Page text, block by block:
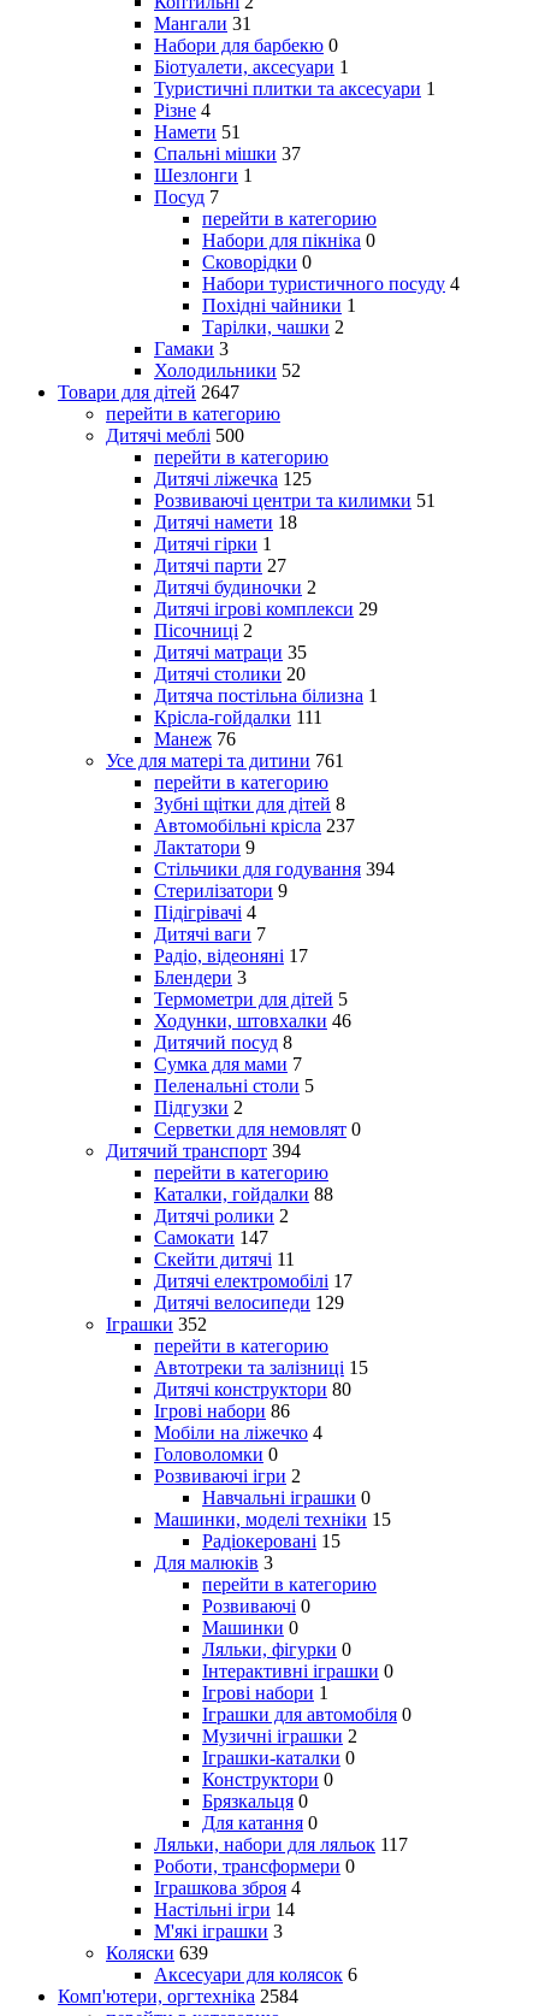
Мангали 31
Набори для барбекю 0
Біотуалети, аксесуари 1
Туристичні плитки та аксесуари 1
Різне 4
Намети 51
Спальні мішки 37
Шезлонги 1
Посуд 7
перейти в категорию
Набори для пікніка 0
Сковорідки 0
Набори туристичного посуду 4
Похідні чайники 1
Тарілки, чашки 2
Гамаки 3
Холодильники 52
Товари для дітей 2647
перейти в категорию
Дитячі меблі 500
перейти в категорию
Дитячі ліжечка 125
Розвиваючі центри та килимки 51
Дитячі намети 18
Дитячі гірки 1
Дитячі парти 27
Дитячі будиночки 2
Дитячі ігрові комплекси 29
Пісочниці 2
Дитячі матраци 35
Дитячі столики 20
Дитяча постільна білизна 1
Крісла-гойдалки 111
Манеж 76
Усе для матері та дитини 761
перейти в категорию
Зубні щітки для дітей 8
Автомобільні крісла 237
Лактатори 9
Стільчики для годування 394
Стерилізатори 9
Підігрівачі 4
Дитячі ваги 7
Радіо, відеоняні 17
Блендери 3
Термометри для дітей 5
Ходунки, штовхалки 46
Дитячий посуд 8
Сумка для мами 7
Пеленальні столи 5
Підгузки 2
Серветки для немовлят 0
Дитячий транспорт 394
перейти в категорию
Каталки, гойдалки 88
Дитячі ролики 2
Самокати 147
Скейти дитячі 11
Дитячі електромобілі 17
Дитячі велосипеди 129
Іграшки 352
перейти в категорию
Автотреки та залізниці 15
Дитячі конструктори 80
Ігрові набори 86
Мобіли на ліжечко 4
Головоломки 0
Розвиваючі ігри 2
Навчальні іграшки 0
Машинки, моделі техніки 15
Радіокеровані 15
Для малюків 3
перейти в категорию
Розвиваючі 0
Машинки 0
Ляльки, фігурки 0
Інтерактивні іграшки 0
Ігрові набори 1
Іграшки для автомобіля 0
Музичні іграшки 2
Іграшки-каталки 0
Конструктори 0
Брязкальця 0
Для катання 0
Ляльки, набори для ляльок 117
Роботи, трансформери 0
Іграшкова зброя 4
Настільні ігри 14
М'які іграшки 3
Коляски 639
Аксесуари для колясок 6
Комп'ютери, оргтехніка 2584